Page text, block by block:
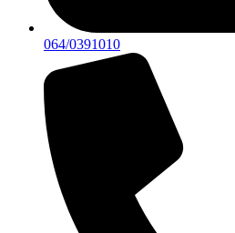
064/0391010